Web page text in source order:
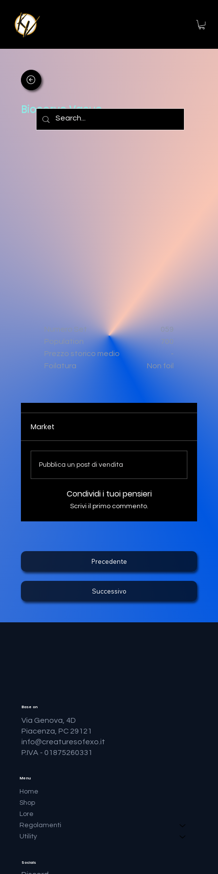
Biocorvo Vacuo
Numero Set
Population
Prezzo storico medio
Foilatura
059
700
-
Non foil
Precedente
Successivo
Market
Pubblica un post di vendita
Condividi i tuoi pensieri
Scrivi il primo commento.
Via Genova, 4D
Piacenza, PC 29121
info@creaturesofexo.it
P.IVA - 01875260331
Base on
Menu
Home
Shop
Lore
Regolamenti
Utility
Socials